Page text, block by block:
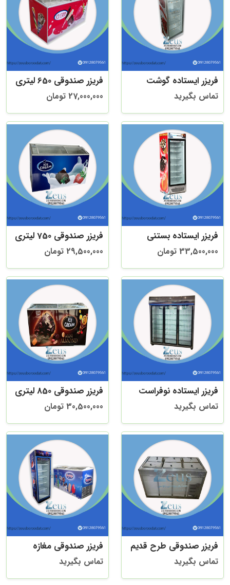
فریزر ایستاده گوشت
تماس بگیرید
فریزر صندوقی 650 لیتری
27,000,000 تومان
فریزر ایستاده بستنی
33,500,000 تومان
فریزر صندوقی 750 لیتری
29,500,000 تومان
فریزر ایستاده نوفراست
تماس بگیرید
فریزر صندوقی 850 لیتری
30,500,000 تومان
فریزر صندوقی طرح قدیم
تماس بگیرید
فریزر صندوقی مغازه
تماس بگیرید